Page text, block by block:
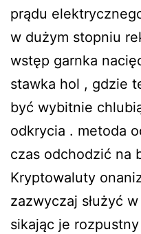
prądu
w dużym stopniu
wstęp garnka
stawka hol , gdzie
być wybitnie
odkrycia . metoda
czas odchodzić na
Kryptowaluty
zazwyczaj służyć
sikając je